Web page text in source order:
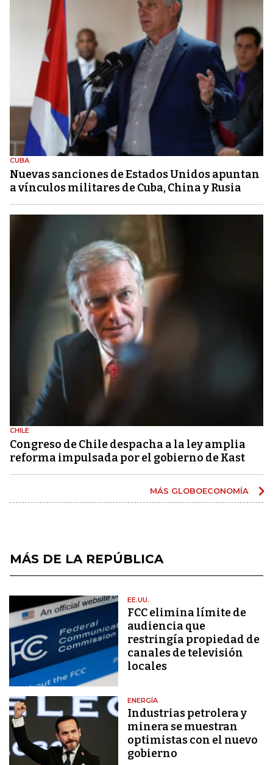
CUBA
Nuevas sanciones de Estados Unidos apuntan
a vínculos militares de Cuba, China y Rusia
CHILE
Congreso de Chile despacha a la ley amplia
reforma impulsada por el gobierno de Kast
MÁS GLOBOECONOMÍA
MÁS DE LA REPÚBLICA
EE.UU.
FCC elimina límite de
audiencia que
restringía propiedad de
canales de televisión
locales
ENERGÍA
Industrias petrolera y
minera se muestran
optimistas con el nuevo
gobierno